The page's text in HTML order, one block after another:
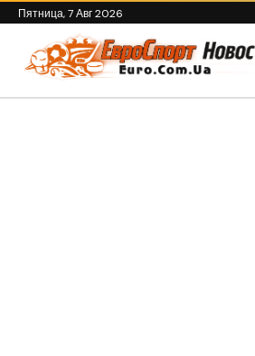
Пятница, 7 Авг 2026